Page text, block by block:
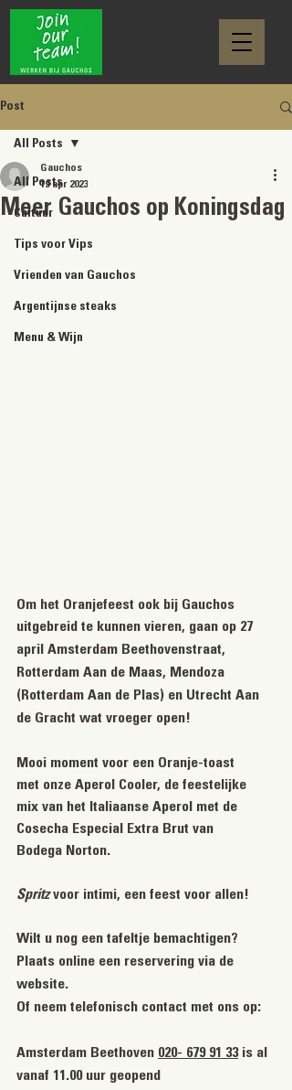
Post
All Posts
Cultuur
Tips voor Vips
Vrienden van Gauchos
Argentijnse steaks
Menu & Wijn
All Posts
Meer Gauchos op Koningsdag
Gauchos
19 apr 2023
Om het Oranjefeest ook bij Gauchos
uitgebreid te kunnen vieren, gaan ​op 27
april Amsterdam Beethovenstraat,
Rotterdam Aan de Maas, Mendoza
(Rotterdam Aan de Plas) en Utrecht Aan
de Gracht wat vroeger open!
Mooi moment voor een Oranje-toast
met onze Aperol Cooler, de feestelijke
mix van het Italiaanse Aperol met de
Cosecha Especial Extra Brut van
Bodega Norton.
Spritz voor intimi, een feest voor allen!
Wilt u nog een tafeltje bemachtigen?
Plaats online een reservering via de
website.
Of neem telefonisch contact met ons op:
Amsterdam Beethoven 020- 679 91 33 is al
vanaf 11.00 uur geopend